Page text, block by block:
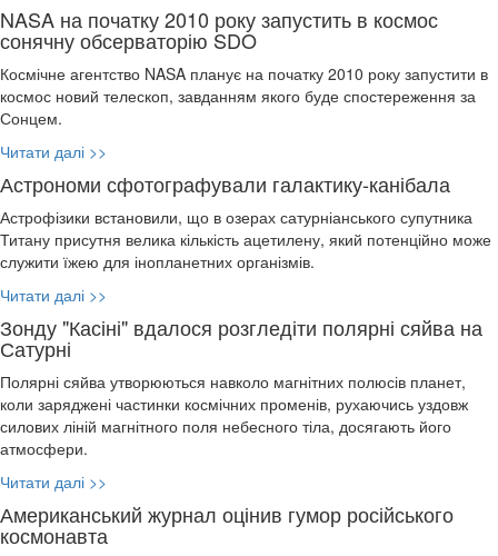
NASA на початку 2010 року запустить в космос
сонячну обсерваторію SDO
Космічне агентство NASA планує на початку 2010 року запустити в
космос новий телескоп, завданням якого буде спостереження за
Сонцем.
Читати далі >>
Астрономи сфотографували галактику-канібала
Астрофізики встановили, що в озерах сатурніанського супутника
Титану присутня велика кількість ацетилену, який потенційно може
служити їжею для інопланетних організмів.
Читати далі >>
Зонду "Касіні" вдалося розгледіти полярні сяйва на
Сатурні
Полярні сяйва утворюються навколо магнітних полюсів планет,
коли заряджені частинки космічних променів, рухаючись уздовж
силових ліній магнітного поля небесного тіла, досягають його
атмосфери.
Читати далі >>
Американський журнал оцінив гумор російського
космонавта